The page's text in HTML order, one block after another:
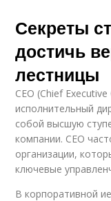
Секреты
достичь
лестницы
CEO (Chief
исполнительный
собой высшую
компании. CEO
организации,
ключевые
В корпоративной